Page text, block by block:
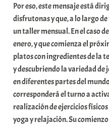
u
n
i
t
a
t
e
a
Por eso, este mensaje está
disfrutonas y que, a lo largo
un taller mensual. En el caso
enero, y que comienza el
platos con ingredientes de la
y descubriendo la variedad de
en diferentes partes del
corresponderá el turno a
realización de ejercicios
yoga y relajación. Su